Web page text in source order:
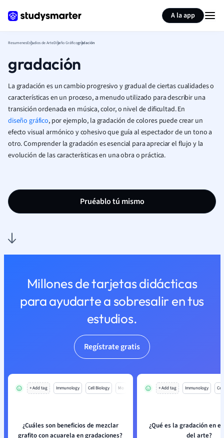
A la app
ResumenesEstudios de ArteDiseño Gráficogradación
gradación
La gradación es un cambio progresivo y gradual de ciertas cualidades o
características en un proceso, a menudo utilizado para describir una
transición ordenada en música, color, o nivel de dificultad. En
diseño gráfico, por ejemplo, la gradación de colores puede crear un
efecto visual armónico y cohesivo que guía al espectador de un tono a
otro. Comprender la gradación es esencial para apreciar el flujo y la
evolución de las características en una obra o práctica.
Pruéablo tú mismo
Millones de tarjetas didácticas
para ayudarte a sobresalir en tus
estudios.
Regístrate gratis
+ Add tag Immunology Cell Biology Mo
¿Cuáles son beneficios de mezclar
grafito con acuarela en gradaciones?
+ Add tag Immunology
¿Qué es la gradación en
del arte?
Resumir página